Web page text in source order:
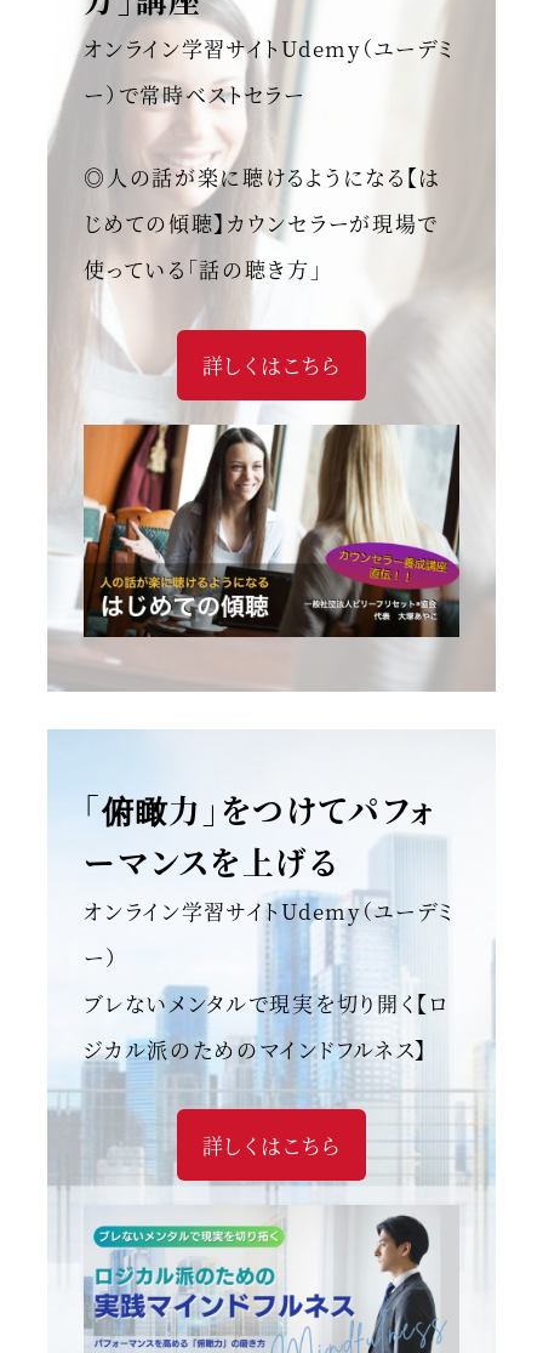
オンライン学習サイトUdemy（ユーデミ
ー）で常時ベストセラー
◎人の話が楽に聴けるようになる【は
じめての傾聴】カウンセラーが現場で
使っている「話の聴き方」
詳しくはこちら
「俯瞰力」をつけてパフォ
ーマンスを上げる
オンライン学習サイトUdemy（ユーデミ
ー）
ブレないメンタルで現実を切り開く【ロ
ジカル派のためのマインドフルネス】
詳しくはこちら